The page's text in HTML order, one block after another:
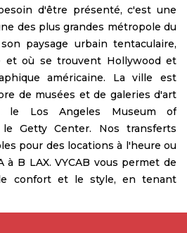
d'être présenté, c'est une
des plus grandes métropole du
paysage urbain tentaculaire,
et où se trouvent Hollywood et
américaine. La ville est
de musées et de galeries d'art
le Los Angeles Museum of
Getty Center. Nos transferts
pour des locations à l'heure ou
B LAX. VYCAB vous permet de
confort et le style, en tenant
aurez choisi VYCAB, quatre